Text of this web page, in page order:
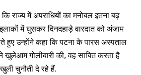
राज्य में अपराधियों का मनोबल इतना बढ़
में घुसकर दिनदहाड़े वारदात को अंजाम
हुए उन्होंने कहा कि पटना के पारस अस्पताल
खुलेआम गोलीबारी की, वह साबित करता है
चुनौती दे रहे हैं.